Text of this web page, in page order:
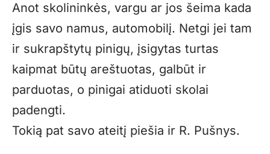
Anot skolininkės, vargu ar jos šeima kada
įgis savo namus, automobilį. Netgi jei tam
ir sukrapštytų pinigų, įsigytas turtas
kaipmat būtų areštuotas, galbūt ir
parduotas, o pinigai atiduoti skolai
padengti.
Tokią pat savo ateitį piešia ir R. Pušnys.